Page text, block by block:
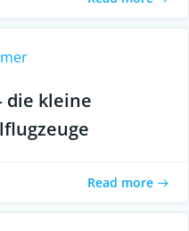
die kleine
Read more